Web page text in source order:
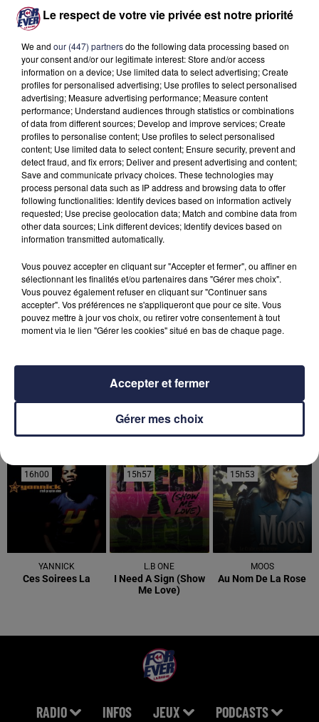
À LA UNE
31 juillet 2026
Incendie de Saumos : une météo nocturne
favorable
30 juillet 2026
Incendies en Gironde : retour des habitants
autorisé dans neuf...
29 juillet 2026
Incendies en Gironde : plusieurs reprises de feu
dans la matinée
16h00
16h00
YANNICK
Ces Soirees La
15h57
15h57
L.B ONE
I Need A Sign (show
Me Love)
15h53
15h53
MOOS
Au Nom De La Rose
RADIO INFOS JEUX PODCASTS
Le respect de votre vie privée est notre priorité
We and our (447) partnersdo the following data processing based on
your consent and/or our legitimate interest: Store and/or access
information on a device; Use limited data to select advertising; Create
profiles for personalised advertising; Use profiles to select personalised
advertising; Measure advertising performance; Measure content
performance; Understand audiences through statistics or combinations
of data from different sources; Develop and improve services; Create
profiles to personalise content; Use profiles to select personalised
content; Use limited data to select content; Ensure security, prevent and
detect fraud, and fix errors; Deliver and present advertising and content;
Save and communicate privacy choices. These technologies may
process personal data such as IP address and browsing data to offer
following functionalities: Identify devices based on information actively
requested; Use precise geolocation data; Match and combine data from
other data sources; Link different devices; Identify devices based on
information transmitted automatically.
Vous pouvez accepter en cliquant sur "Accepter et fermer", ou affiner en
sélectionnant les finalités et/ou partenaires dans "Gérer mes choix".
Vous pouvez également refuser en cliquant sur "Continuer sans
accepter". Vos préférences ne s'appliqueront que pour ce site. Vous
pouvez mettre à jour vos choix, ou retirer votre consentement à tout
moment via le lien "Gérer les cookies" situé en bas de chaque page.
Gérer mes choix
Accepter et fermer